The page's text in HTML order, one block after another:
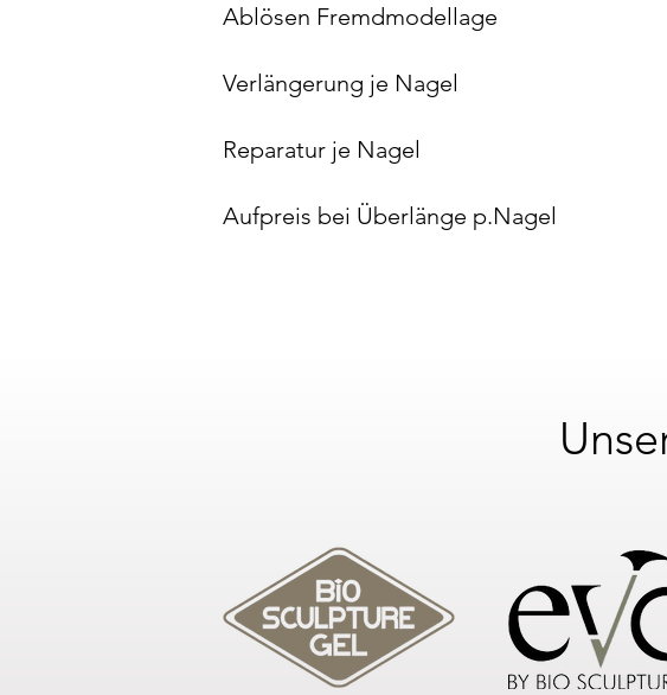
Ablösen
Verlängerung je
Reparatur je
Aufpreis bei Überlänge